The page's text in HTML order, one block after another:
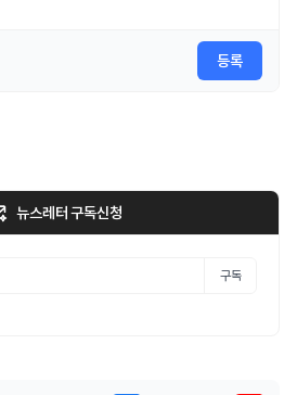
등록
뉴스레터 구독신청
구독